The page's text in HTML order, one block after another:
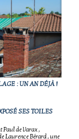
: UN AN DÉJÀ !
SES TOILES
Paul de Varax ,
Laurence Bérard , une